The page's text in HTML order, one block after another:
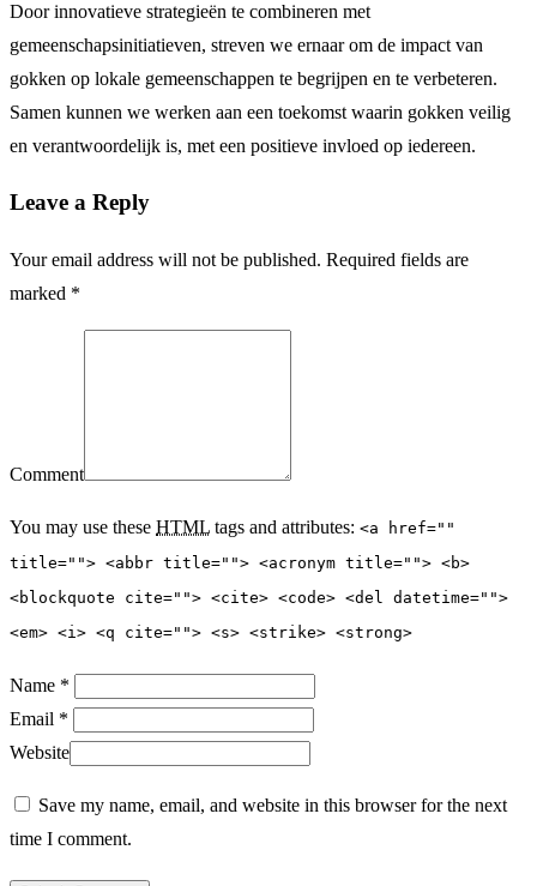
Door innovatieve strategieën te combineren met
gemeenschapsinitiatieven, streven we ernaar om de impact van
gokken op lokale gemeenschappen te begrijpen en te verbeteren.
Samen kunnen we werken aan een toekomst waarin gokken veilig
en verantwoordelijk is, met een positieve invloed op iedereen.
Leave a Reply
Your email address will not be published. Required fields are
marked *
Comment
You may use these HTML tags and attributes: <a href=""
title=""> <abbr title=""> <acronym title=""> <b>
<blockquote cite=""> <cite> <code> <del datetime="">
<em> <i> <q cite=""> <s> <strike> <strong>
Name *
Email *
Website
Save my name, email, and website in this browser for the next
time I comment.